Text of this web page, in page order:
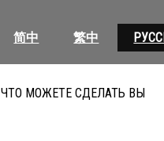
简中 繁中
ЧТО МОЖЕТЕ СДЕЛАТЬ ВЫ